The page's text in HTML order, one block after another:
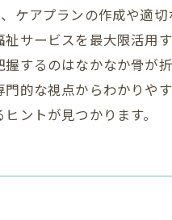
ケアプランの作成や適
サービスを最大限活用
するのはなかなか骨が
的な視点からわかりや
ントが見つかります。